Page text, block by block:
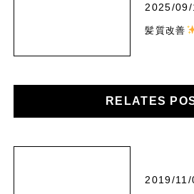
2025/09/
髪質改善
RELATES
2019/11/